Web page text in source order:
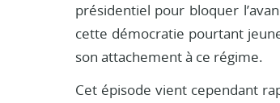
présidentiel pour bloquer
cette démocratie pourtant
son attachement à ce régime.
Cet épisode vient cependant